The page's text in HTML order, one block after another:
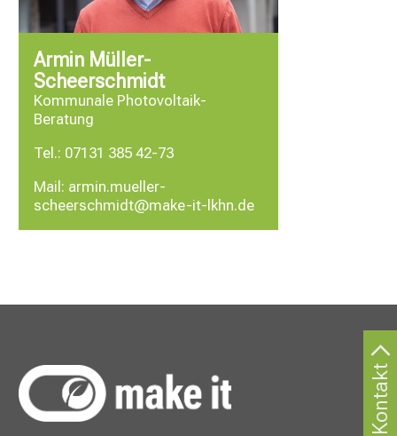
Armin Müller-
Scheerschmidt
Kommunale Photovoltaik-
Beratung
Tel.: 07131 385 42-73
Mail: armin.mueller-
scheerschmidt@make-it-lkhn.de
Kontakt